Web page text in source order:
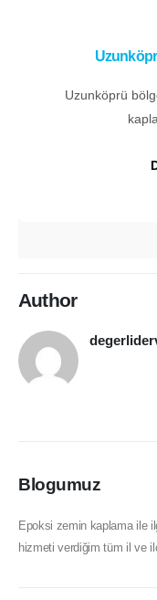
Uzunköprü
Author
Blogumuz
Epoksi zemin kaplama ile
hizmeti verdiğim tüm il ve